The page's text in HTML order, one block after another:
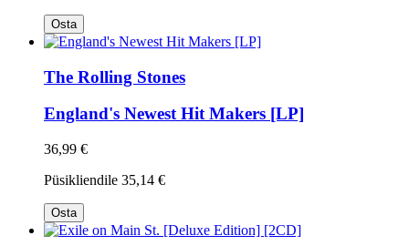
Osta
The Rolling Stones
England's Newest Hit Makers [LP]
36,99 €
Püsikliendile 35,14 €
Osta